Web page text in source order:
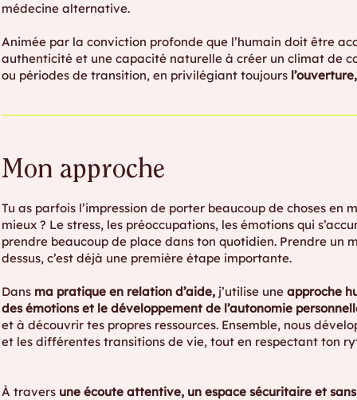
médecine alternative.
Animée par la conviction profonde que l’humain doit être
authenticité et une capacité naturelle à créer un climat de
ou périodes de transition, en privilégiant toujours
Mon approche
Tu as parfois l’impression de porter beaucoup de choses
mieux ? Le stress, les préoccupations, les émotions qui
prendre beaucoup de place dans ton quotidien. Prendre un
dessus, c’est déjà une première étape importante.
Dans ma pratique en relation d’aide, j’utilise une approche
des émotions et le développement de l’autonomie
et à découvrir tes propres ressources. Ensemble, nous
et les différentes transitions de vie, tout en respectant ton
À travers une écoute attentive, un espace sécuritaire et